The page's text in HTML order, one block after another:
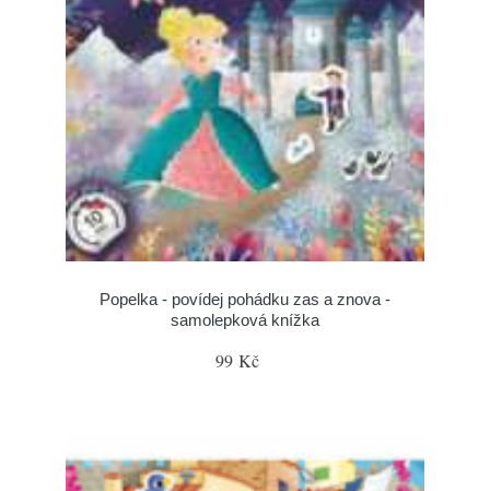
Popelka - povídej pohádku zas a znova -
samolepková knížka
99 Kč